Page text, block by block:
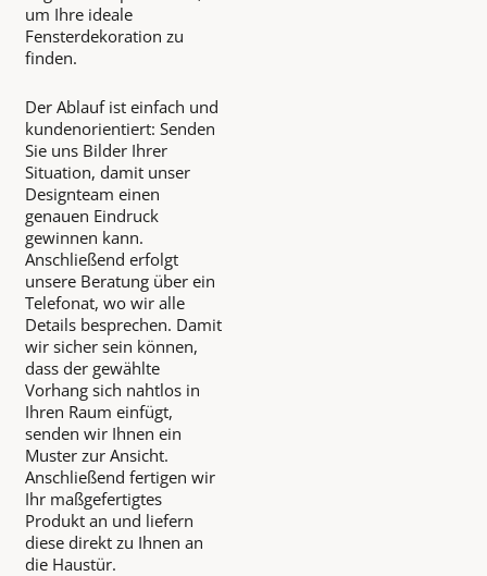
um Ihre ideale
Fensterdekoration zu
finden.
Der Ablauf ist einfach und
kundenorientiert: Senden
Sie uns Bilder Ihrer
Situation, damit unser
Designteam einen
genauen Eindruck
gewinnen kann.
Anschließend erfolgt
unsere Beratung über ein
Telefonat, wo wir alle
Details besprechen. Damit
wir sicher sein können,
dass der gewählte
Vorhang sich nahtlos in
Ihren Raum einfügt,
senden wir Ihnen ein
Muster zur Ansicht.
Anschließend fertigen wir
Ihr maßgefertigtes
Produkt an und liefern
diese direkt zu Ihnen an
die Haustür.